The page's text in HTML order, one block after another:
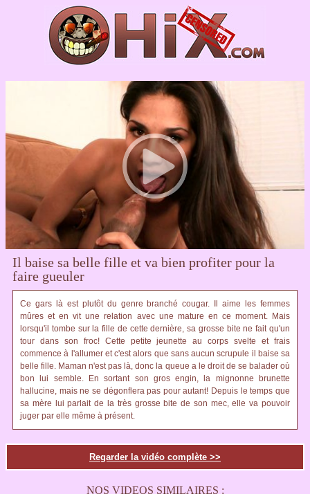
Il baise sa belle fille et va bien profiter pour la
faire gueuler
Ce gars là est plutôt du genre branché cougar. Il aime les femmes
mûres et en vit une relation avec une mature en ce moment. Mais
lorsqu'il tombe sur la fille de cette dernière, sa grosse bite ne fait qu'un
tour dans son froc! Cette petite jeunette au corps svelte et frais
commence à l'allumer et c'est alors que sans aucun scrupule il baise sa
belle fille. Maman n'est pas là, donc la queue a le droit de se balader où
bon lui semble. En sortant son gros engin, la mignonne brunette
hallucine, mais ne se dégonflera pas pour autant! Depuis le temps que
sa mère lui parlait de la très grosse bite de son mec, elle va pouvoir
juger par elle même à présent.
Regarder la vidéo complète >>
NOS VIDEOS SIMILAIRES :